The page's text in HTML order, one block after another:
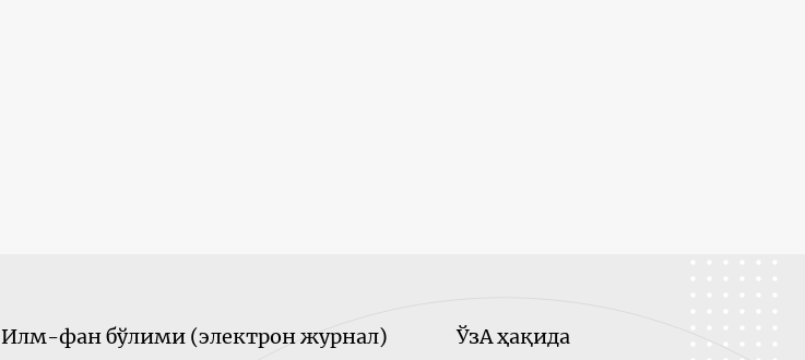
Илм-фан бўлими (электрон журнал) ЎзА ҳақида